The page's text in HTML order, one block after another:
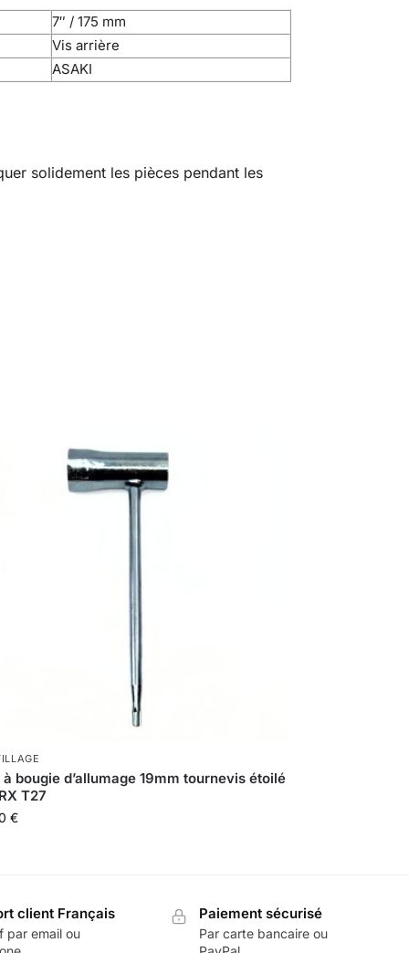
7″ / 175 mm
Vis arrière
ASAKI
solidement les pièces pendant les
à bougie d’allumage 19mm tournevis étoilé
T27
€
client Français
par email ou
Paiement sécurisé
Par carte bancaire ou